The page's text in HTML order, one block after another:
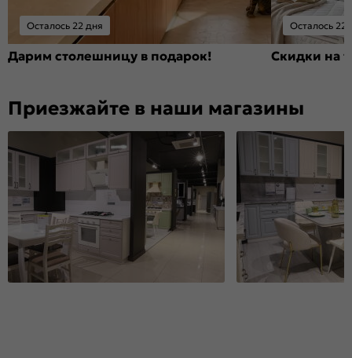
Осталось 22 дня
Дарим столешницу в подарок!
Осталось 22
Скидки на
Приезжайте в наши магазины